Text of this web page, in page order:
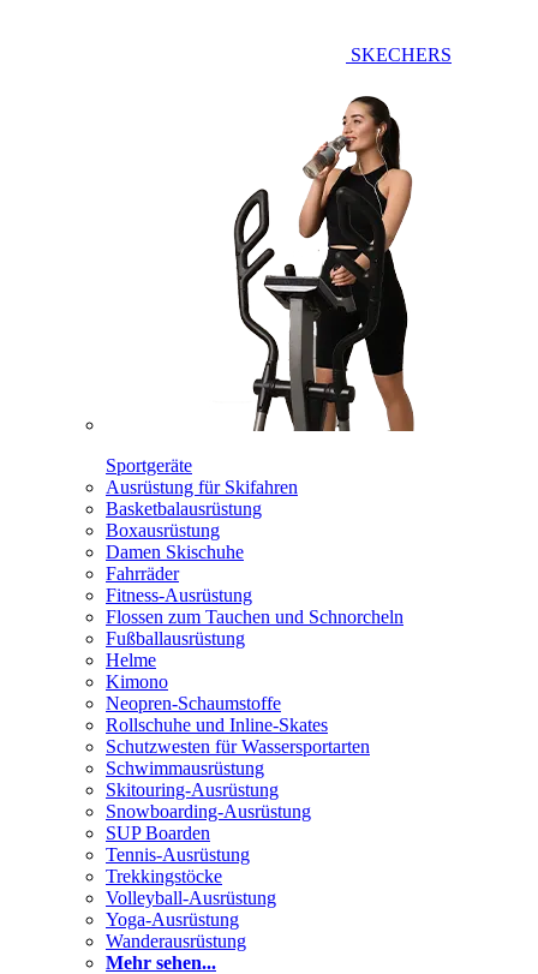
SKECHERS
Sportgeräte
Ausrüstung für Skifahren
Basketbalausrüstung
Boxausrüstung
Damen Skischuhe
Fahrräder
Fitness-Ausrüstung
Flossen zum Tauchen und Schnorcheln
Fußballausrüstung
Helme
Kimono
Neopren-Schaumstoffe
Rollschuhe und Inline-Skates
Schutzwesten für Wassersportarten
Schwimmausrüstung
Skitouring-Ausrüstung
Snowboarding-Ausrüstung
SUP Boarden
Tennis-Ausrüstung
Trekkingstöcke
Volleyball-Ausrüstung
Yoga-Ausrüstung
Wanderausrüstung
Mehr sehen...